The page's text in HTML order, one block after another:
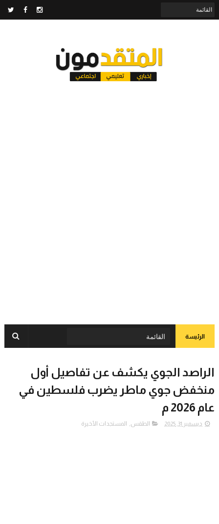
الرئيسة
الراصد الجوي يكشف عن تفاصيل أول
منخفض جوي ماطر يضرب فلسطين في
عام 2026 م
ديسمبر 31, 2025 الطقس, المستجدات الأخيرة